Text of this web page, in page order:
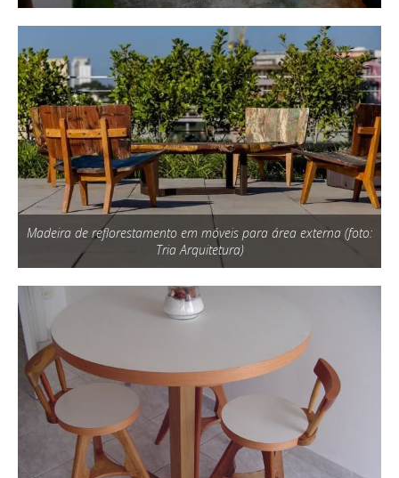
Madeira de reflorestamento em móveis para área externa (foto:
Tria Arquitetura)